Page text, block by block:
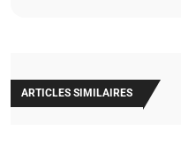
ARTICLES SIMILAIRES